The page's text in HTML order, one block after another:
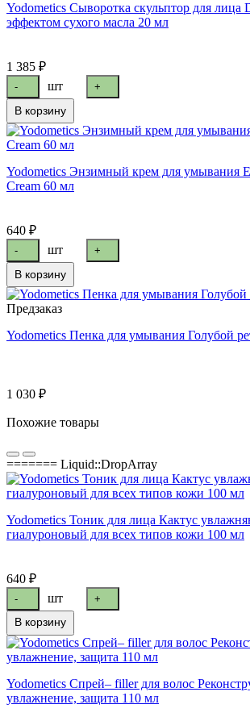
Yodometics Сыворотка скульптор для лица
эффектом сухого масла 20 мл
1 385 ₽
- шт +
В корзину
Yodometics Энзимный крем для умывания
Cream 60 мл
640 ₽
- шт +
В корзину
Предзаказ
Yodometics Пенка для умывания Голубой
1 030 ₽
Похожие товары
======= Liquid::DropArray
Yodometics Тоник для лица Кактус
гиалуроновый для всех типов кожи 100 мл
640 ₽
- шт +
В корзину
Yodometics Спрей– filler для волос
увлажнение, защита 110 мл